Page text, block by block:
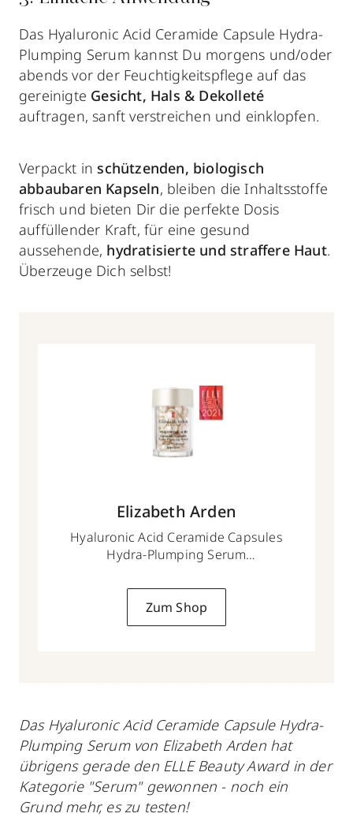
Das Hyaluronic Acid Ceramide Capsule Hydra-
Plumping Serum kannst Du morgens und/oder
abends vor der Feuchtigkeitspflege auf das
gereinigte Gesicht, Hals & Dekolleté
auftragen, sanft verstreichen und einklopfen.
Verpackt in schützenden, biologisch
abbaubaren Kapseln, bleiben die Inhaltsstoffe
frisch und bieten Dir die perfekte Dosis
auffüllender Kraft, für eine gesund
aussehende, hydratisierte und straffere Haut.
Überzeuge Dich selbst!
Elizabeth Arden
Hyaluronic Acid Ceramide Capsules
Hydra-Plumping Serum
Zum Shop
Das Hyaluronic Acid Ceramide Capsule Hydra-
Plumping Serum von Elizabeth Arden hat
übrigens gerade den ELLE Beauty Award in der
Kategorie "Serum" gewonnen - noch ein
Grund mehr, es zu testen!